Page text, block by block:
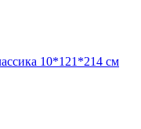
10*121*214 см